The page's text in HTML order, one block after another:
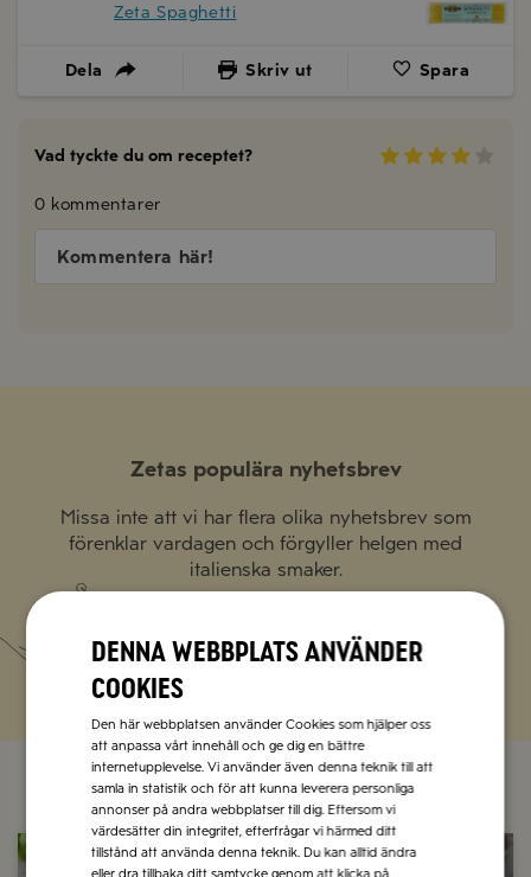
Zeta Spaghetti
Dela Skriv ut Spara
Vad tyckte du om receptet?
0 kommentarer
Kommentera här!
Zetas populära nyhetsbrev
Missa inte att vi har flera olika nyhetsbrev som
förenklar vardagen och förgyller helgen med
italienska smaker.
Denna webbplats använder
cookies
Den här webbplatsen använder Cookies som hjälper oss
att anpassa vårt innehåll och ge dig en bättre
internetupplevelse. Vi använder även denna teknik till att
samla in statistik och för att kunna leverera personliga
annonser på andra webbplatser till dig. Eftersom vi
värdesätter din integritet, efterfrågar vi härmed ditt
tillstånd att använda denna teknik. Du kan alltid ändra